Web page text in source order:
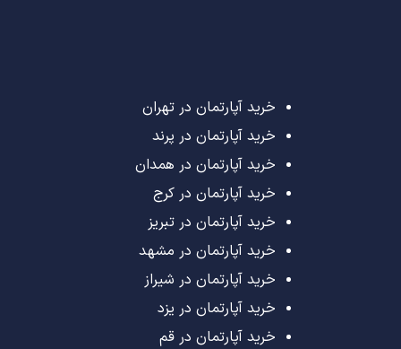
خرید آپارتمان در تهران
خرید آپارتمان در پرند
خرید آپارتمان در همدان
خرید آپارتمان در کرج
خرید آپارتمان در تبریز
خرید آپارتمان در مشهد
خرید آپارتمان در شیراز
خرید آپارتمان در یزد
خرید آپارتمان در قم